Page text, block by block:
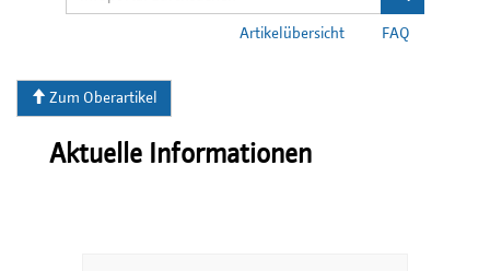
FAQ
Artikelübersicht
Zum Oberartikel
Aktuelle Informationen